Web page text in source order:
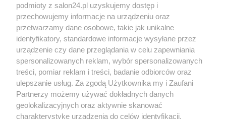
Społeczeństwo
Kultura
X Facebook Instagram Youtube
podmioty z salon24.pl uzyskujemy dostęp i
przechowujemy informacje na urządzeniu oraz
przetwarzamy dane osobowe, takie jak unikalne
identyfikatory, standardowe informacje wysyłane przez
urządzenie czy dane przeglądania w celu zapewniania
spersonalizowanych reklam, wybór spersonalizowanych
treści, pomiar reklam i treści, badanie odbiorców oraz
ulepszanie usług. Za zgodą Użytkownika my i Zaufani
Partnerzy możemy używać dokładnych danych
geolokalizacyjnych oraz aktywnie skanować
charakterystykę urządzenia do celów identyfikacji.